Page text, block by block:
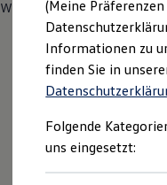
E-Auto-
Volkswagen
Die ENERGY
Junge
Leasing
Leasing-
Wilken GmbH & Co. KG(
(Meine
Informationen zu
finden Sie in
Folgende
uns eingesetzt: